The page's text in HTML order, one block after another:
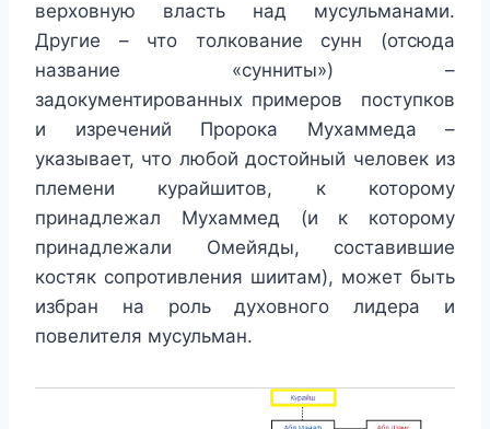
верховную власть над мусульманами.
Другие – что толкование сунн (отсюда
название «сунниты») –
задокументированных примеров поступков
и изречений Пророка Мухаммеда –
указывает, что любой достойный человек из
племени курайшитов, к которому
принадлежал Мухаммед (и к которому
принадлежали Омейяды, составившие
костяк сопротивления шиитам), может быть
избран на роль духовного лидера и
повелителя мусульман.